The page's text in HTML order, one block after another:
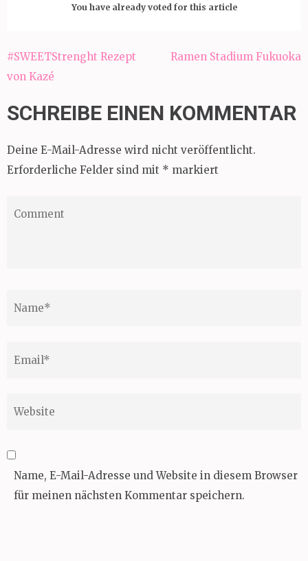
You have already voted for this article
Beitragsnavigation
#SWEETStrenght Rezept
von Kazé
Ramen Stadium Fukuoka
SCHREIBE EINEN KOMMENTAR
Deine E-Mail-Adresse wird nicht veröffentlicht.
Erforderliche Felder sind mit * markiert
Name, E-Mail-Adresse und Website in diesem Browser
für meinen nächsten Kommentar speichern.